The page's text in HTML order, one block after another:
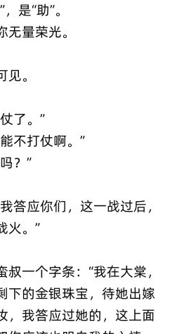
是“助”。
量荣光。
。
了。”
不打仗啊。”
？”
答应你们，这一战过后，
火。”
一个字条：“我在大棠，
下的金银珠宝，待她出嫁
，我答应过她的，这上面